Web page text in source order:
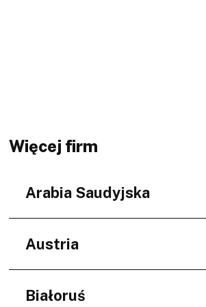
Więcej firm
Arabia Saudyjska
Regiony
Prowincja Asir
Makkah Province
Austria
Regiony
Białoruś